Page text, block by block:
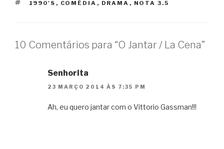
TAGS
1990'S , COMÉDIA , DRAMA , NOTA 3.5
10 Comentários para “O Jantar / La Cena”
Senhorita
23 MARÇO 2014 ÀS 7:35 PM
Ah, eu quero jantar com o Vittorio Gassman!!!